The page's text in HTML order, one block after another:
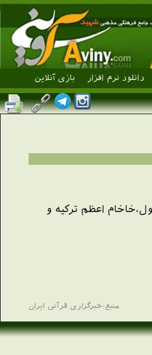
دانلود نرم افزار بازی آنلاین
اعظم تركيه و
منبع:خبرگزاری قرآنی ایران